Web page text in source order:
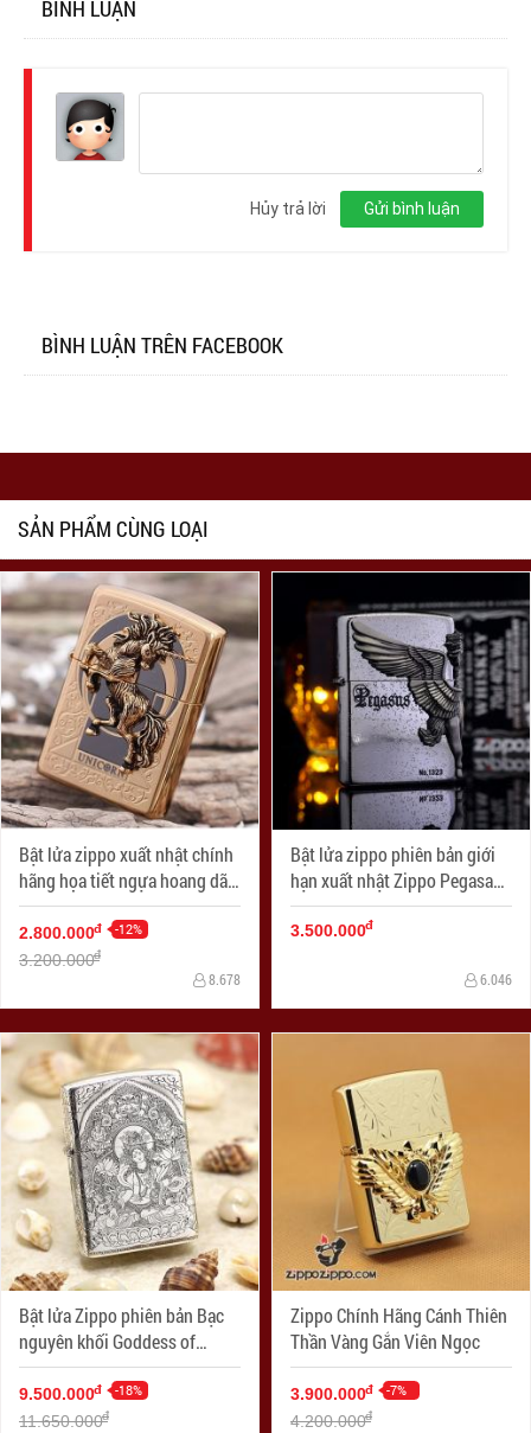
BÌNH LUẬN
Gửi bình luận
Hủy trả lời
BÌNH LUẬN TRÊN FACEBOOK
SẢN PHẨM CÙNG LOẠI
Bật lửa zippo xuất nhật chính
hãng họa tiết ngựa hoang dã
Specials
2.800.000đ -12%
3.200.000đ
8.678
Bật lửa zippo phiên bản giới
hạn xuất nhật Zippo Pegasas
cánh được mạ bạc
3.500.000đ
6.046
Bật lửa Zippo phiên bản Bạc
nguyên khối Goddess of
Mercy
9.500.000đ -18%
11.650.000đ
Zippo Chính Hãng Cánh Thiên
Thần Vàng Gắn Viên Ngọc
3.900.000đ -7%
4.200.000đ